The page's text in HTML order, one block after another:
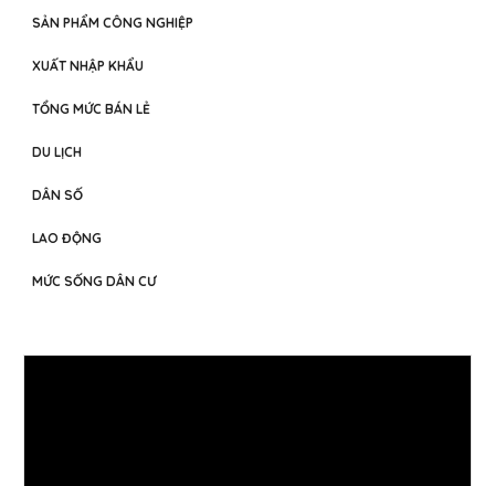
SẢN PHẨM CÔNG NGHIỆP
XUẤT NHẬP KHẨU
TỔNG MỨC BÁN LẺ
DU LỊCH
DÂN SỐ
LAO ĐỘNG
MỨC SỐNG DÂN CƯ